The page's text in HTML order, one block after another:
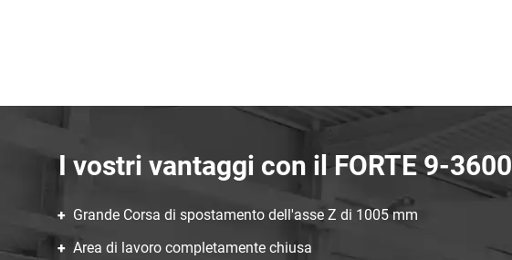
I vostri vantaggi con il FORTE 9-3600
Grande Corsa di spostamento dell'asse Z di 1005 mm
Area di lavoro completamente chiusa